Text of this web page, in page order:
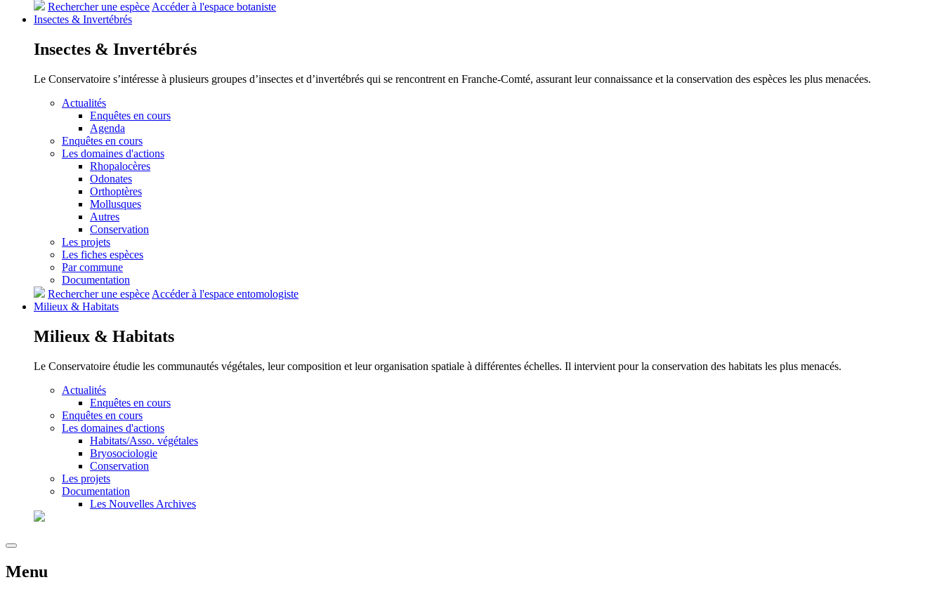
Rechercher une espèceAccéder à l'espace botaniste
Insectes & Invertébrés
Insectes & Invertébrés
Le Conservatoire s’intéresse à plusieurs groupes d’insectes et d’invertébrés qui se rencontrent en Franche-Comté, assurant leur connaissance et la conservation des espèces les plus menacées.
Actualités
Enquêtes en cours
Agenda
Enquêtes en cours
Les domaines d'actions
Rhopalocères
Odonates
Orthoptères
Mollusques
Autres
Conservation
Les projets
Les fiches espèces
Par commune
Documentation
Rechercher une espèce Accéder à l'espace entomologiste
Milieux & Habitats
Milieux & Habitats
Le Conservatoire étudie les communautés végétales, leur composition et leur organisation spatiale à différentes échelles. Il intervient pour la conservation des habitats les plus menacés.
Actualités
Enquêtes en cours
Enquêtes en cours
Les domaines d'actions
Habitats/Asso. végétales
Bryosociologie
Conservation
Les projets
Documentation
Les Nouvelles Archives
Menu